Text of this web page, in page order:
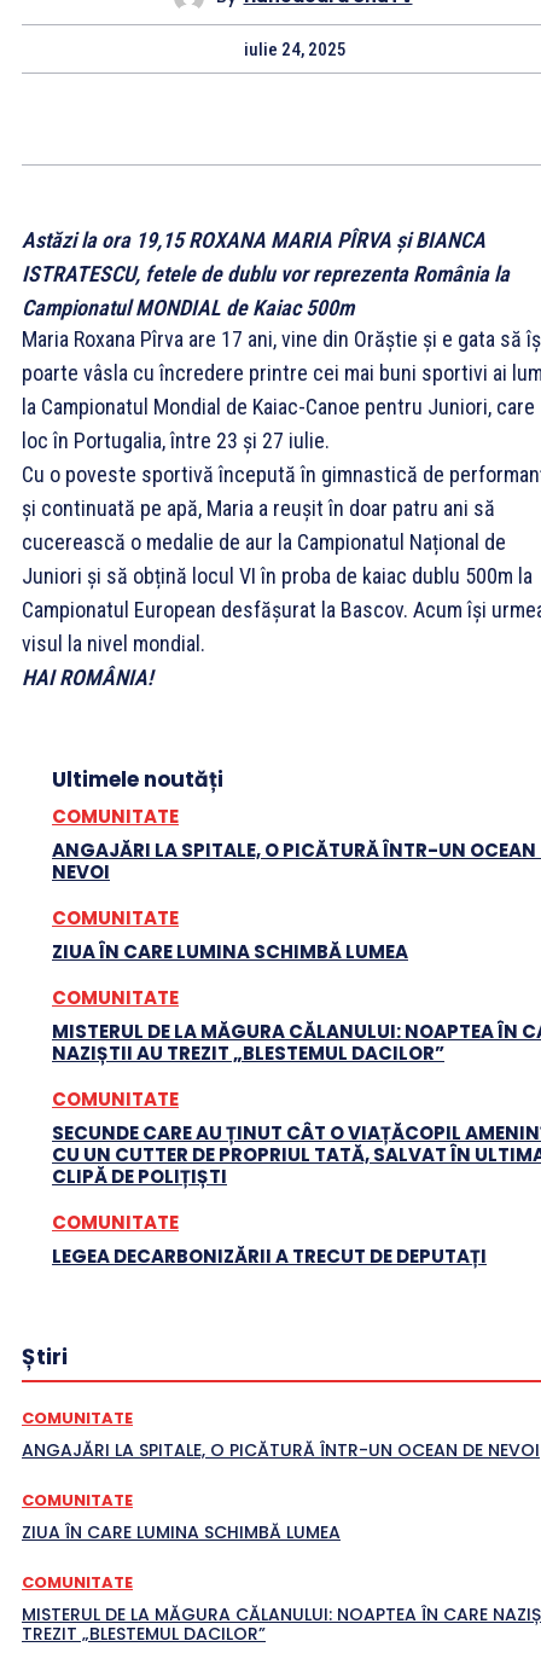
iulie 24, 2025
Astăzi la ora 19,15 ROXANA MARIA PÎRVA și BIANCA
ISTRATESCU, fetele de dublu vor reprezenta România la
Campionatul MONDIAL de Kaiac 500m
Maria Roxana Pîrva are 17 ani, vine din Orăștie și e gata să
poarte vâsla cu încredere printre cei mai buni sportivi ai
la Campionatul Mondial de Kaiac-Canoe pentru Juniori, care
loc în Portugalia, între 23 și 27 iulie.
Cu o poveste sportivă începută în gimnastică de
și continuată pe apă, Maria a reușit în doar patru ani să
cucerească o medalie de aur la Campionatul Național de
Juniori și să obțină locul VI în proba de kaiac dublu 500m la
Campionatul European desfășurat la Bascov. Acum își
visul la nivel mondial.
HAI ROMÂNIA!
Ultimele noutăți
COMUNITATE
ANGAJĂRI LA SPITALE, O PICĂTURĂ ÎNTR-UN OCEAN
NEVOI
COMUNITATE
ZIUA ÎN CARE LUMINA SCHIMBĂ LUMEA
COMUNITATE
MISTERUL DE LA MĂGURA CĂLANULUI: NOAPTEA ÎN
NAZIȘTII AU TREZIT „BLESTEMUL DACILOR”
COMUNITATE
SECUNDE CARE AU ȚINUT CÂT O VIAȚĂCOPIL
CU UN CUTTER DE PROPRIUL TATĂ, SALVAT ÎN
CLIPĂ DE POLIȚIȘTI
COMUNITATE
LEGEA DECARBONIZĂRII A TRECUT DE DEPUTAȚI
Știri
COMUNITATE
ANGAJĂRI LA SPITALE, O PICĂTURĂ ÎNTR-UN OCEAN DE NEVOI
COMUNITATE
ZIUA ÎN CARE LUMINA SCHIMBĂ LUMEA
COMUNITATE
MISTERUL DE LA MĂGURA CĂLANULUI: NOAPTEA ÎN CARE
TREZIT „BLESTEMUL DACILOR”